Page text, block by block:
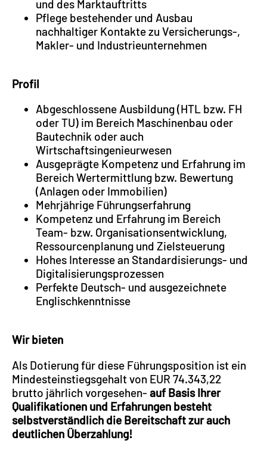
und des Marktauftritts
Pflege bestehender und Ausbau
nachhaltiger Kontakte zu Versicherungs-,
Makler- und Industrieunternehmen
Profil
Abgeschlossene Ausbildung (HTL bzw. FH
oder TU) im Bereich Maschinenbau oder
Bautechnik oder auch
Wirtschaftsingenieurwesen
Ausgeprägte Kompetenz und Erfahrung im
Bereich Wertermittlung bzw. Bewertung
(Anlagen oder Immobilien)
Mehrjährige Führungserfahrung
Kompetenz und Erfahrung im Bereich
Team- bzw. Organisationsentwicklung,
Ressourcenplanung und Zielsteuerung
Hohes Interesse an Standardisierungs- und
Digitalisierungsprozessen
Perfekte Deutsch- und ausgezeichnete
Englischkenntnisse
Wir bieten
Als Dotierung für diese Führungsposition ist ein
Mindesteinstiegsgehalt von EUR 74.343,22
brutto jährlich vorgesehen- auf Basis Ihrer
Qualifikationen und Erfahrungen besteht
selbstverständlich die Bereitschaft zur auch
deutlichen Überzahlung!